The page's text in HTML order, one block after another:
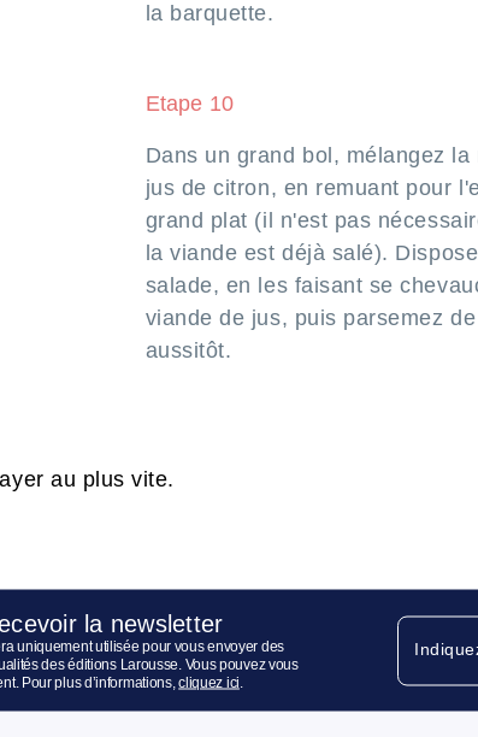
la barquette.
Etape 10
Dans un grand bol, mélangez
jus de citron, en remuant pour
grand plat (il n'est pas
la viande est déjà salé).
salade, en les faisant se
viande de jus, puis parsemez
aussitôt.
au plus vite.
la newsletter
uniquement utilisée pour vous envoyer des
des éditions Larousse. Vous pouvez vous
Pour plus d’informations,cliquez ici